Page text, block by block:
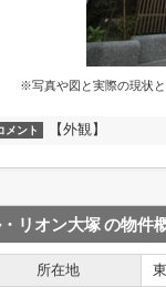
※写真や図と実際の現状
メント 【外観】
リオン大塚の物件
所在地